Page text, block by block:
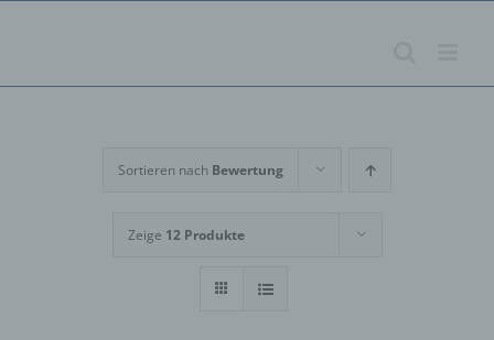
Sortieren nach Bewertung
Zeige 12 Produkte